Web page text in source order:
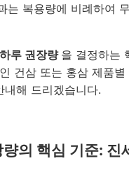
는 복용량에 비례하여
루 권장량 을 결정하는
건삼 또는 홍삼 제품별
해 드리겠습니다.
의 핵심 기준: 진